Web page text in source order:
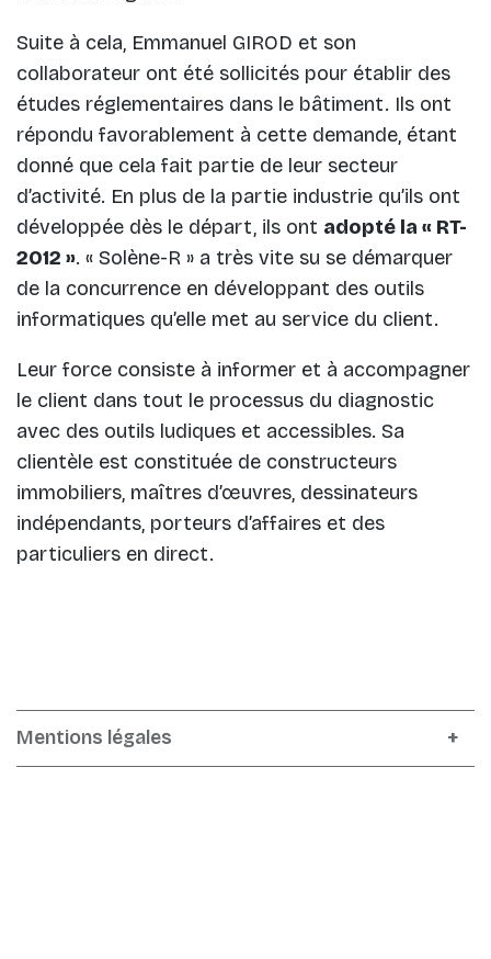
Suite à cela, Emmanuel GIROD et son
collaborateur ont été sollicités pour établir des
études réglementaires dans le bâtiment. Ils ont
répondu favorablement à cette demande, étant
donné que cela fait partie de leur secteur
d’activité. En plus de la partie industrie qu’ils ont
développée dès le départ, ils ont adopté la « RT-
2012 ». « Solène-R » a très vite su se démarquer
de la concurrence en développant des outils
informatiques qu’elle met au service du client.
Leur force consiste à informer et à accompagner
le client dans tout le processus du diagnostic
avec des outils ludiques et accessibles. Sa
clientèle est constituée de constructeurs
immobiliers, maîtres d’œuvres, dessinateurs
indépendants, porteurs d’affaires et des
particuliers en direct.
Mentions légales